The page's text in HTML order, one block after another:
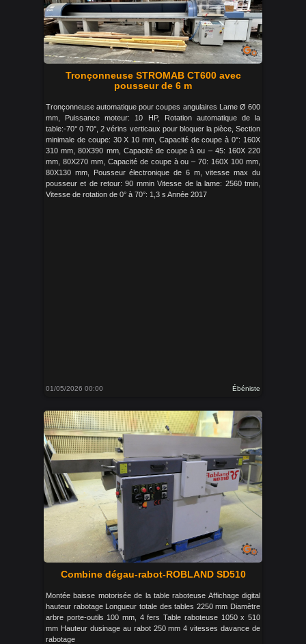
Tronçonneuse STROMAB CT600 avec
pousseur de 6 m
Tronçonneuse automatique pour coupes angulaires Lame Ø 600
mm, Puissance moteur: 10 HP, Rotation automatique de la
table:-70° 0 70°, 2 vérins verticaux pour bloquer la pièce, Section
minimale de coupe: 30 X 10 mm, Capacité de coupe à 0°: 160X
310 mm, 80X390 mm, Capacité de coupe à ou – 45: 160X 220
mm, 80X270 mm, Capacité de coupe à ou – 70: 160X 100 mm,
80X130 mm, Pousseur électronique de 6 m, vitesse max du
pousseur et de retour: 90 mmin Vitesse de la lame: 2560 tmin,
Vitesse de rotation de 0° à 70°: 1,3 s Année 2017
01/05/2026 00:00 Ébéniste
Combine dégau-rabot-ROBLAND SD510
Montée baisse motorisée de la table raboteuse Affichage digital
hauteur rabotage Longueur totale des tables 2250 mm Diamètre
arbre porte-outils 100 mm, 4 fers Table raboteuse 1050 x 510
mm Hauteur dusinage au rabot 250 mm 4 vitesses davance de
rabotage